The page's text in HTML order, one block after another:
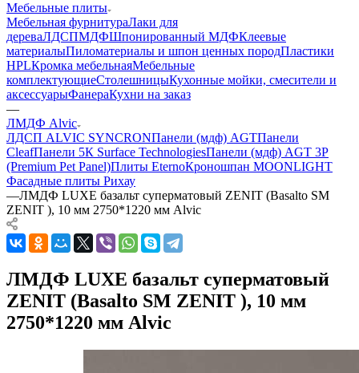
Мебельные плиты
Мебельная фурнитураЛаки для
дереваЛДСПМДФШпонированный МДФКлеевые
материалыПиломатериалы и шпон ценных породПластики
HPLКромка мебельнаяМебельные
комплектующиеСтолешницыКухонные мойки, смесители и
аксессуарыФанераКухни на заказ
—
ЛМДФ Alvic
ЛДСП ALVIC SYNCRONПанели (мдф) AGTПанели
CleafПанели 5К Surface TechnologiesПанели (мдф) AGT 3P
(Premium Pet Panel)Плиты EternoКроношпан MOONLIGHT
Фасадные плиты Рихау
—ЛМДФ LUXE базальт суперматовый ZENIT (Basalto SM
ZENIT ), 10 мм 2750*1220 мм Alvic
ЛМДФ LUXE базальт суперматовый
ZENIT (Basalto SM ZENIT ), 10 мм
2750*1220 мм Alvic